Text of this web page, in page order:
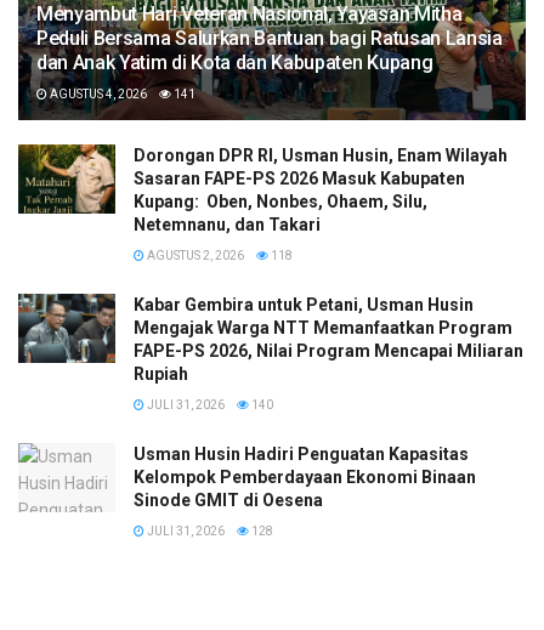
​Menyambut Hari Veteran Nasional, Yayasan Mitha
Peduli Bersama Salurkan Bantuan bagi Ratusan Lansia
dan Anak Yatim di Kota dan Kabupaten Kupang
AGUSTUS 4, 2026 141
Dorongan DPR RI, Usman Husin, Enam Wilayah
Sasaran FAPE-PS 2026 Masuk Kabupaten
Kupang: Oben, Nonbes, Ohaem, Silu,
Netemnanu, dan Takari
AGUSTUS 2, 2026 118
Kabar Gembira untuk Petani, Usman Husin
Mengajak Warga NTT Memanfaatkan Program
FAPE-PS 2026, Nilai Program Mencapai Miliaran
Rupiah
JULI 31, 2026 140
​Usman Husin Hadiri Penguatan Kapasitas
Kelompok Pemberdayaan Ekonomi Binaan
Sinode GMIT di Oesena
JULI 31, 2026 128